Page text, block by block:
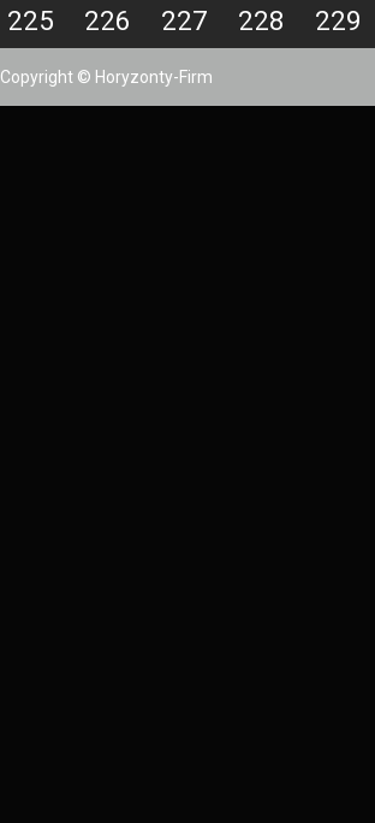
225 226 227 228 229
Copyright © Horyzonty-Firm